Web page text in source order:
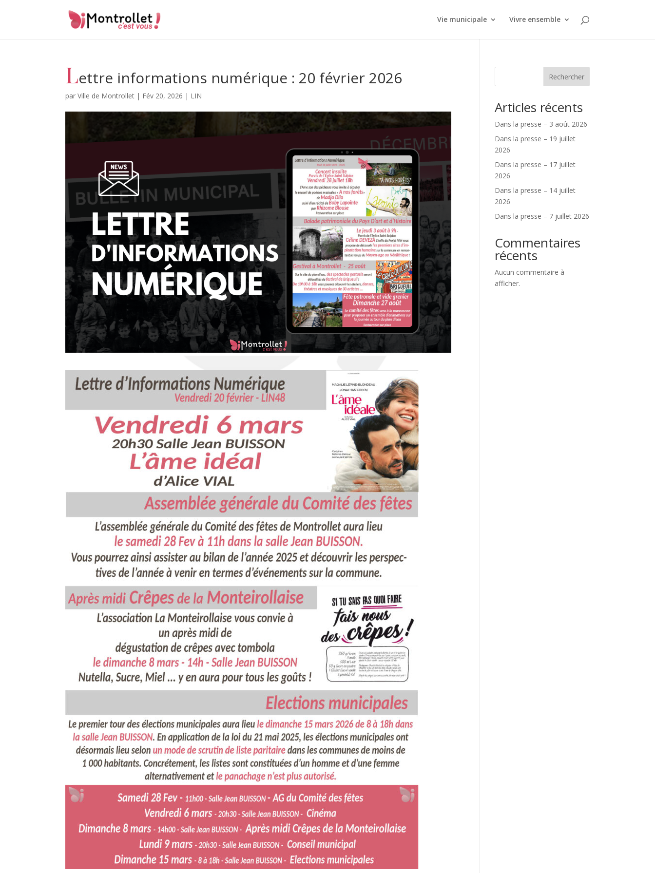
Vie municipale Vivre ensemble
Lettre informations numérique : 20 février 2026
parVille de Montrollet | Fév 20, 2026 | LIN
Rechercher
Articles récents
Dans la presse – 3 août 2026
Dans la presse – 19 juillet
2026
Dans la presse – 17 juillet
2026
Dans la presse – 14 juillet
2026
Dans la presse – 7 juillet 2026
Commentaires
récents
Aucun commentaire à
afficher.